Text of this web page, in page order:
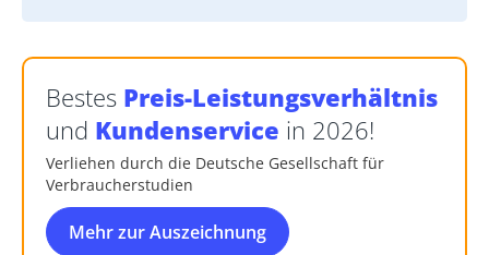
Bestes Preis-Leistungsverhältnis
und Kundenservice in 2026!
Verliehen durch die Deutsche Gesellschaft für
Verbraucherstudien
Mehr zur Auszeichnung